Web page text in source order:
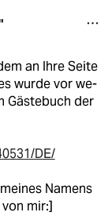
an Ihre Seite
wurde vor we-
Gästebuch der
DE/
Namens
mir:]